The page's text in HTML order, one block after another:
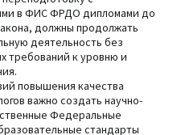
в ФИС ФРДО дипломами до
должны продолжать
деятельность без
требований к уровню и
повышения качества
важно создать научно-
Федеральные
стандарты